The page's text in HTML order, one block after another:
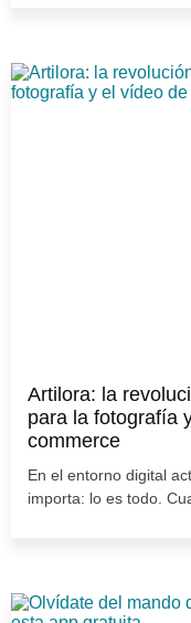
Artilora: la
para la fotografía
commerce
En el entorno digital
importa: lo es todo.